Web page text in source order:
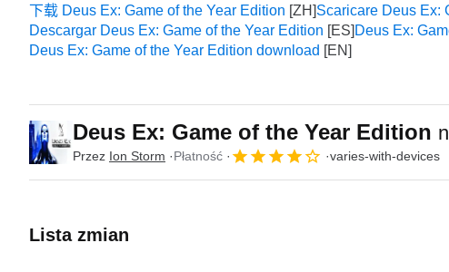
下载 Deus Ex: Game of the Year Edition
Scaricare Deus Ex:
Descargar Deus Ex: Game of the Year Edition
Deus Ex:
Deus Ex: Game of the Year Edition download
Deus Ex: Game of the Year Edition
Przez Ion Storm Płatność varies-with-devices
Lista zmian